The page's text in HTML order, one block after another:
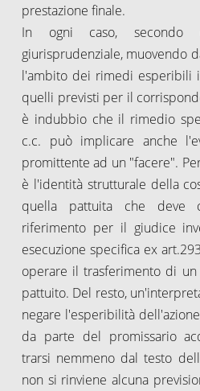
prestazione finale.
In ogni caso, secondo
giurisprudenziale, muovendo
l'ambito dei rimedi esperibili
quelli previsti per il
è indubbio che il rimedio
c.c. può implicare anche
promittente ad un "facere".
è l'identità strutturale della
quella pattuita che deve
riferimento per il giudice
esecuzione specifica ex
operare il trasferimento di
pattuito. Del resto,
negare l'esperibilità
da parte del promissario
trarsi nemmeno dal testo
non si rinviene alcuna